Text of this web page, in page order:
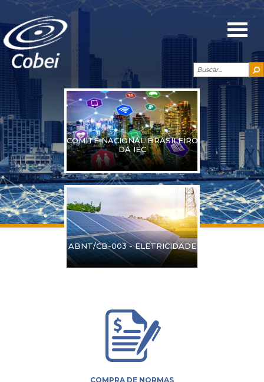
COMITÊ NACIONAL BRASILEIRO
DA IEC
ABNT/CB-003 - ELETRICIDADE
COMPRA DE NORMAS